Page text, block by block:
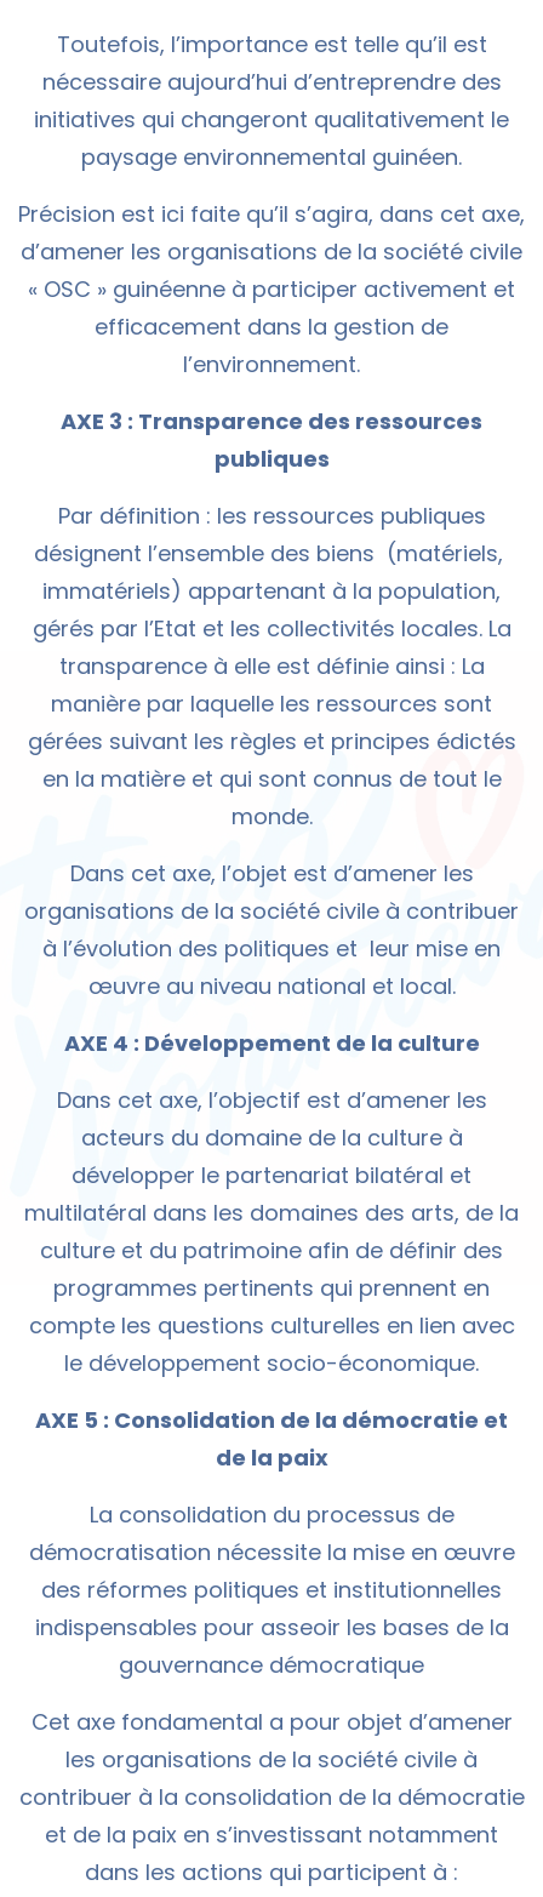
Toutefois, l’importance est telle qu’il est
nécessaire aujourd’hui d’entreprendre des
initiatives qui changeront qualitativement le
paysage environnemental guinéen.
Précision est ici faite qu’il s’agira, dans cet axe,
d’amener les organisations de la société civile
« OSC » guinéenne à participer activement et
efficacement dans la gestion de
l’environnement.
AXE 3 : Transparence des ressources
publiques
Par définition : les ressources publiques
désignent l’ensemble des biens (matériels,
immatériels) appartenant à la population,
gérés par l’Etat et les collectivités locales. La
transparence à elle est définie ainsi : La
manière par laquelle les ressources sont
gérées suivant les règles et principes édictés
en la matière et qui sont connus de tout le
monde.
Dans cet axe, l’objet est d’amener les
organisations de la société civile à contribuer
à l’évolution des politiques et leur mise en
œuvre au niveau national et local.
AXE 4 : Développement de la culture
Dans cet axe, l’objectif est d’amener les
acteurs du domaine de la culture à
développer le partenariat bilatéral et
multilatéral dans les domaines des arts, de la
culture et du patrimoine afin de définir des
programmes pertinents qui prennent en
compte les questions culturelles en lien avec
le développement socio-économique.
AXE 5 : Consolidation de la démocratie et
de la paix
La consolidation du processus de
démocratisation nécessite la mise en œuvre
des réformes politiques et institutionnelles
indispensables pour asseoir les bases de la
gouvernance démocratique
Cet axe fondamental a pour objet d’amener
les organisations de la société civile à
contribuer à la consolidation de la démocratie
et de la paix en s’investissant notamment
dans les actions qui participent à :